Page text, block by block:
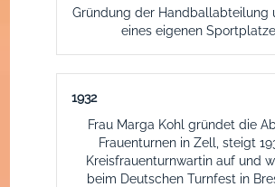
Gründung der Handballabteilung
eines eigenen
1932
Frau Marga Kohl gründet die
Frauenturnen in Zell, steigt
Kreisfrauenturnwartin auf und
beim Deutschen Turnfest in